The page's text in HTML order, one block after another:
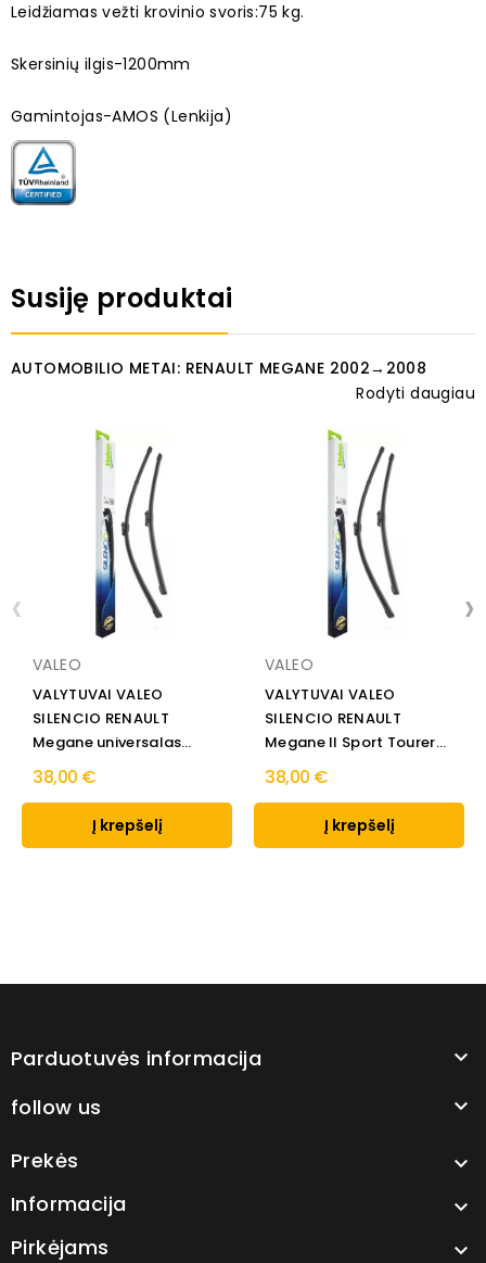
Leidžiamas vežti krovinio svoris:75 kg.
Skersinių ilgis-1200mm
Gamintojas-AMOS (Lenkija)
Susiję produktai
AUTOMOBILIO METAI: RENAULT MEGANE 2002→2008
Rodyti daugiau
VALEO
VALYTUVAI VALEO
SILENCIO RENAULT
Megane universalas
2003 → 2009
38,00 €
Į krepšelį
VALEO
VALYTUVAI VALEO
SILENCIO RENAULT
Megane II Sport Tourer
2003 →...
38,00 €
Į krepšelį
‹ ›
Parduotuvės informacija 
follow us 
Prekės 
Informacija 
Pirkėjams 